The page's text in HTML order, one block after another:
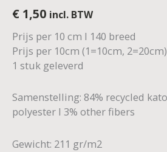
€ 1,50 incl. BTW
Prijs per 10 cm I 140 breed
Prijs per 10cm (1=10cm,
1 stuk geleverd
Samenstelling: 84% recycled
polyester I 3% other fibers
Gewicht: 211 gr/m2